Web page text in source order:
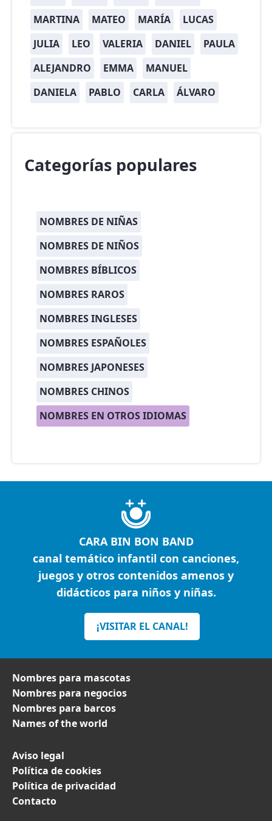
MARTINA
MATEO MARÍA
LUCAS
JULIA
LEO VALERIA DANIEL
PAULA
ALEJANDRO
EMMA
MANUEL
DANIELA
PABLO CARLA ÁLVARO
Categorías populares
NOMBRES DE NIÑAS
NOMBRES DE NIÑOS
NOMBRES BÍBLICOS
NOMBRES RAROS
NOMBRES INGLESES
NOMBRES ESPAÑOLES
NOMBRES JAPONESES
NOMBRES CHINOS
NOMBRES EN OTROS IDIOMAS
CARA BIN BON BAND
canal temático infantil con canciones,
juegos y otros contenidos amenos y
didácticos para niños y niñas.
¡VISITAR EL CANAL!
Nombres para mascotas
Nombres para negocios
Nombres para barcos
Names of the world
Aviso legal
Política de cookies
Política de privacidad
Contacto